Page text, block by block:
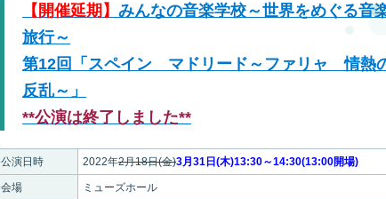
【開催延期】 みんなの音楽学校～世界をめぐる音
旅行～
第12回「スペイン マドリード～ファリャ 情熱
反乱～」
**公演は終了しました**
公演日時 2022年2月18日(金)3月31日(木)13:30～14:30(13:00開場)
会場 ミューズホール